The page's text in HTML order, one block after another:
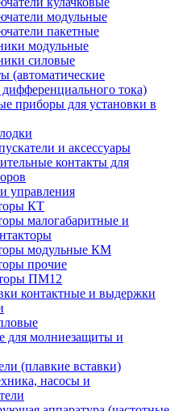
модульные
пакетные
модульные
силовые
(автоматические
тока)
приборы для установки в
и аксессуары
контакты для
управления
КТ
малогабаритные и
модульные КМ
прочие
ПМ12
контактные и выдержки
для молниезащиты и
(плавкие вставки)
насосы и